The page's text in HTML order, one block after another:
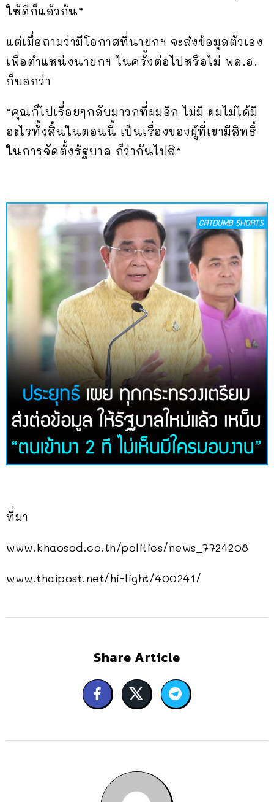
ให้ดีก็แล้วกัน”
แต่เมื่อถามว่ามีโอกาสที่นายกฯ จะส่งข้อมูลตัวเอง
เพื่อตำแหน่งนายกฯ ในครั้งต่อไปหรือไม่ พล.อ.
ก็บอกว่า
“คุณก็ไปเรื่อยๆกลับมาวกที่ผมอีก ไม่มี ผมไม่ได้มี
อะไรทั้งสิ้นในตอนนี้ เป็นเรื่องของผู้ที่เขามีสิทธิ์
ในการจัดตั้งรัฐบาล ก็ว่ากันไปสิ”
ที่มา
www.khaosod.co.th/politics/news_7724208
www.thaipost.net/hi-light/400241/
Share Article